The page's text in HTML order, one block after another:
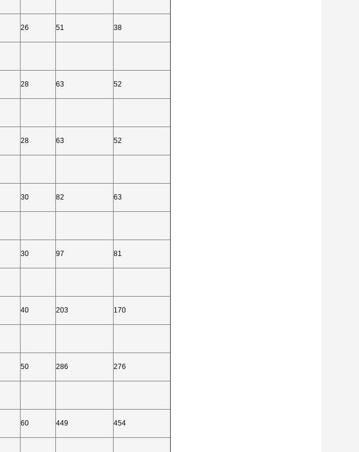
26 51 38
28 63 52
28 63 52
30 82 63
30 97 81
40 203 170
50 286 276
60 449 454